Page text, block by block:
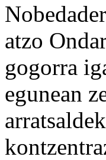
atzo
gogorra
egunean